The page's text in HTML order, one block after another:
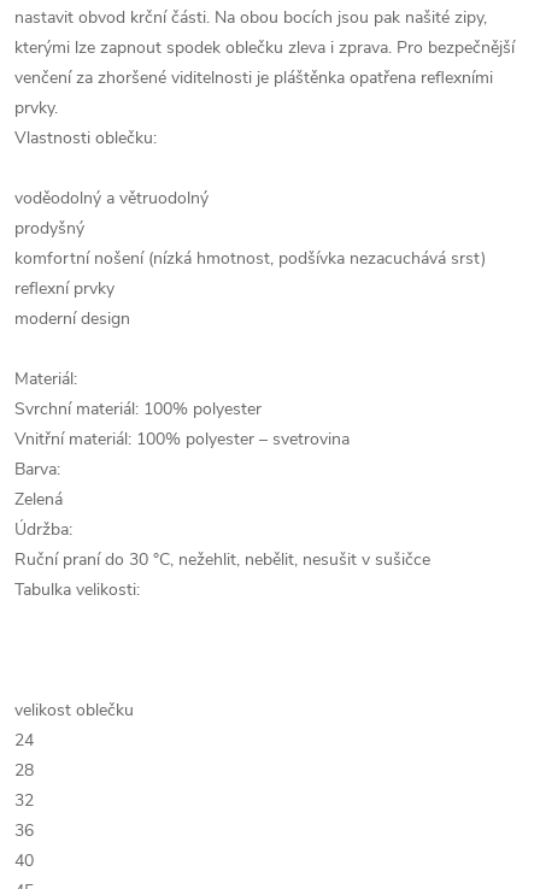
nastavit obvod krční části. Na obou bocích jsou pak našité zipy,
kterými lze zapnout spodek oblečku zleva i zprava. Pro bezpečnější
venčení za zhoršené viditelnosti je pláštěnka opatřena reflexními
prvky.
Vlastnosti oblečku:
voděodolný a větruodolný
prodyšný
komfortní nošení (nízká hmotnost, podšívka nezacuchává srst)
reflexní prvky
moderní design
Materiál:
Svrchní materiál: 100% polyester
Vnitřní materiál: 100% polyester – svetrovina
Barva:
Zelená
Údržba:
Ruční praní do 30 °C, nežehlit, nebělit, nesušit v sušičce
Tabulka velikosti:
velikost oblečku
24
28
32
36
40